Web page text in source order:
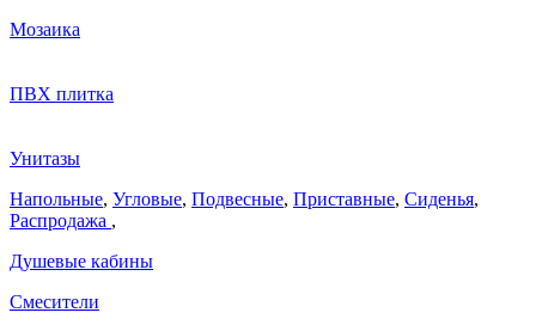
Мозаика
ПВХ плитка
Унитазы
Напольные, Угловые, Подвесные, Приставные, Сиденья,
Распродажа ,
Душевые кабины
Смесители